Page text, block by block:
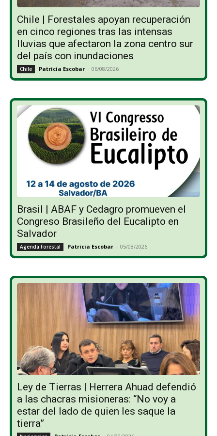
Chile | Forestales apoyan recuperación
en cinco regiones tras las intensas
lluvias que afectaron la zona centro sur
del país con inundaciones
Chile Patricia Escobar - 06/08/2026
Brasil | ABAF y Cedagro promueven el
Congreso Brasileño del Eucalipto en
Salvador
Agenda Forestal Patricia Escobar - 05/08/2026
Ley de Tierras | Herrera Ahuad defendió
a las chacras misioneras: “No voy a
estar del lado de quien les saque la
tierra”